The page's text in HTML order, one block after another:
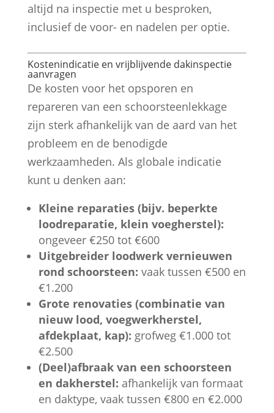
altijd na inspectie met u besproken,
inclusief de voor- en nadelen per optie.
Kostenindicatie en vrijblijvende dakinspectie
aanvragen
De kosten voor het opsporen en
repareren van een schoorsteenlekkage
zijn sterk afhankelijk van de aard van het
probleem en de benodigde
werkzaamheden. Als globale indicatie
kunt u denken aan:
Kleine reparaties (bijv. beperkte
loodreparatie, klein voegherstel):
ongeveer €250 tot €600
Uitgebreider loodwerk vernieuwen
rond schoorsteen: vaak tussen €500 en
€1.200
Grote renovaties (combinatie van
nieuw lood, voegwerkherstel,
afdekplaat, kap): grofweg €1.000 tot
€2.500
(Deel)afbraak van een schoorsteen
en dakherstel: afhankelijk van formaat
en daktype, vaak tussen €800 en €2.000